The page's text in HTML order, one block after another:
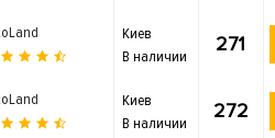
Киев
В наличии
271
Киев
В наличии
272